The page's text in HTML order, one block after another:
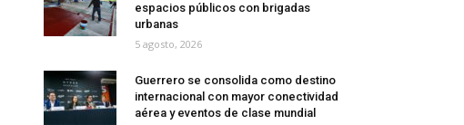
espacios públicos con brigadas
urbanas
5 agosto, 2026
Guerrero se consolida como destino
internacional con mayor conectividad
aérea y eventos de clase mundial